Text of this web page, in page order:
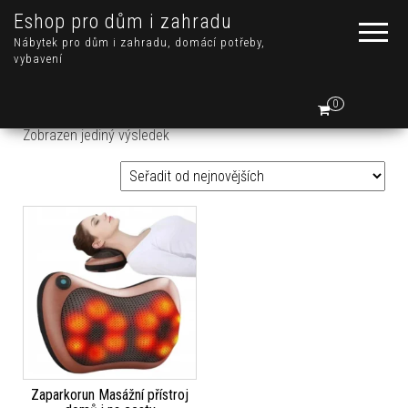
Eshop pro dům i zahradu
Nábytek pro dům i zahradu, domácí potřeby,
vybavení
0
Zobrazen jediný výsledek
Zaparkorun Masážní přístroj